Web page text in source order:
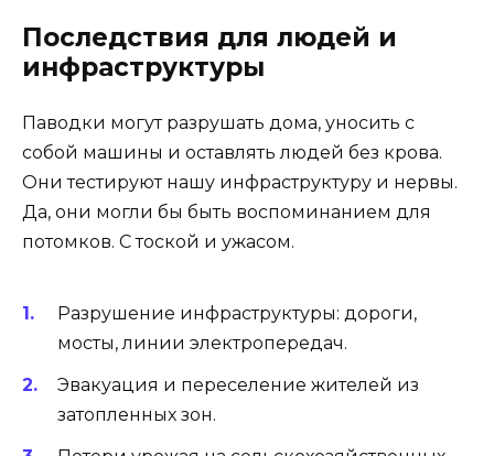
Последствия для людей и
инфраструктуры
Паводки могут разрушать дома, уносить с
собой машины и оставлять людей без крова.
Они тестируют нашу инфраструктуру и нервы.
Да, они могли бы быть воспоминанием для
потомков. С тоской и ужасом.
Разрушение инфраструктуры: дороги,
мосты, линии электропередач.
Эвакуация и переселение жителей из
затопленных зон.